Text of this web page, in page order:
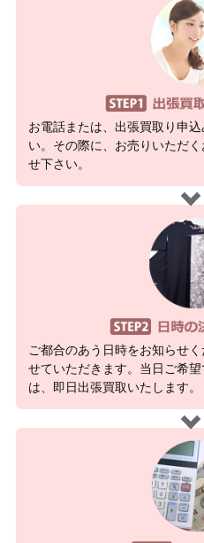
お電話または、出張買取り申
い。その際に、お売りいただ
せ下さい。
ご都合のあう日時をお知らせ
せていただきます。当日ご希
は、即日出張買取いたします。